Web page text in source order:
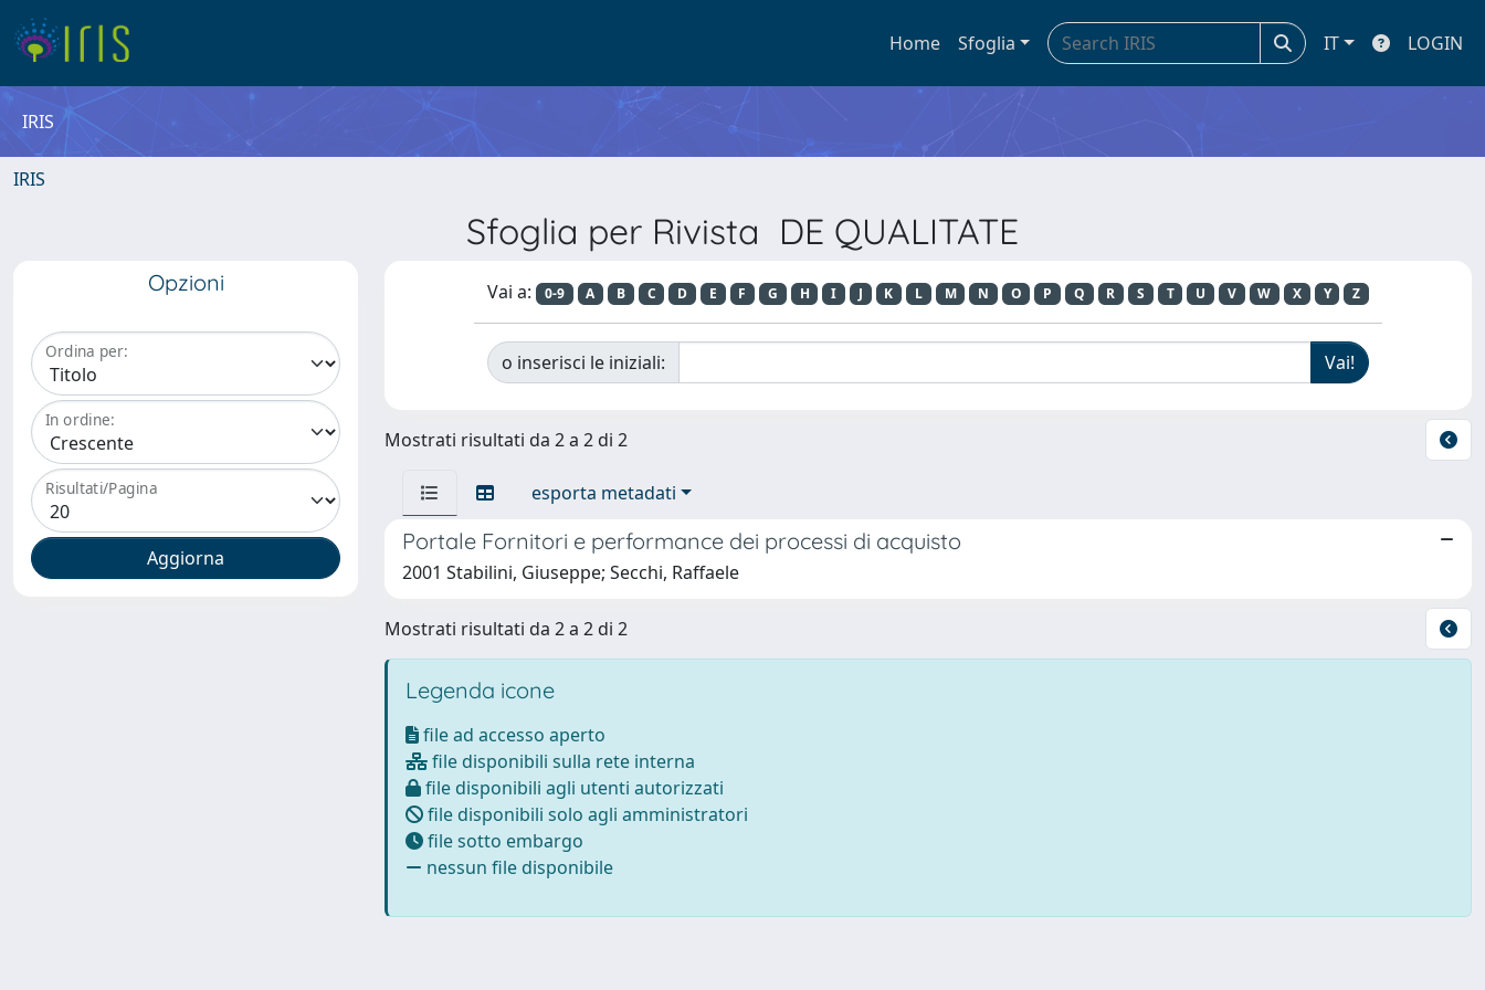
Home Sfoglia IT LOGIN
IRIS
IRIS
Sfoglia per Rivista DE QUALITATE
Opzioni
Ordina per:
In ordine:
Risultati/Pagina
Vai a: 0-9 A B C D E F G H I J K L M N O P Q R S T U V W X Y Z
o inserisci le iniziali:
Mostrati risultati da 2 a 2 di 2
esporta metadati
Portale Fornitori e performance dei processi di acquisto
2001 Stabilini, Giuseppe; Secchi, Raffaele
Mostrati risultati da 2 a 2 di 2
Legenda icone
file ad accesso aperto
file disponibili sulla rete interna
file disponibili agli utenti autorizzati
file disponibili solo agli amministratori
file sotto embargo
nessun file disponibile